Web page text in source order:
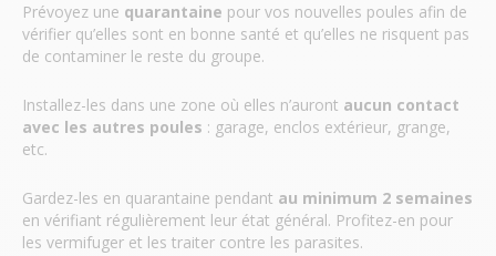
Prévoyez une quarantaine pour vos nouvelles poules afin de
vérifier qu’elles sont en bonne santé et qu’elles ne risquent pas
de contaminer le reste du groupe.
Installez-les dans une zone où elles n’auront aucun contact
avec les autres poules : garage, enclos extérieur, grange,
etc.
Gardez-les en quarantaine pendant au minimum 2 semaines
en vérifiant régulièrement leur état général. Profitez-en pour
les vermifuger et les traiter contre les parasites.